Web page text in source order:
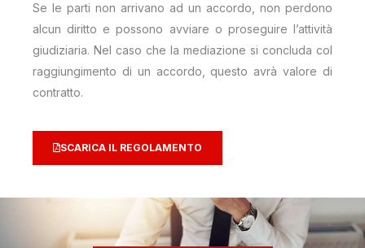
Se le parti non arrivano ad un accordo, non perdono
alcun diritto e possono avviare o proseguire l’attività
giudiziaria. Nel caso che la mediazione si concluda col
raggiungimento di un accordo, questo avrà valore di
contratto.
SCARICA IL REGOLAMENTO